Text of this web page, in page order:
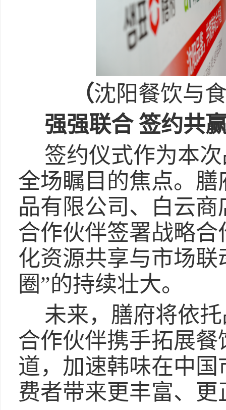
（沈阳餐饮与
强强联合 签约共
签约仪式作为本
全场瞩目的焦点。
品有限公司、白云
合作伙伴签署战略
化资源共享与市场
圈”的持续壮大。
未来，膳府将依
合作伙伴携手拓展
道，加速韩味在中
费者带来更丰富、